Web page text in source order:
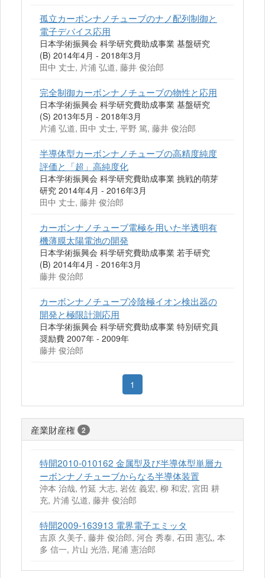
孤立カーボンナノチューブのナノ配列制御と
電子デバイス応用
日本学術振興会 科学研究費助成事業 基盤研究
(B) 2014年4月 - 2018年3月
田中 丈士, 片浦 弘道, 藤井 俊治郎
完全制御カーボンナノチューブの物性と応用
日本学術振興会 科学研究費助成事業 基盤研究
(S) 2013年5月 - 2018年3月
片浦 弘道, 田中 丈士, 平野 篤, 藤井 俊治郎
半導体型カーボンナノチューブの高精度純度
評価と「超」高純度化
日本学術振興会 科学研究費助成事業 挑戦的萌芽
研究 2014年4月 - 2016年3月
田中 丈士, 藤井 俊治郎
カーボンナノチューブ電極を用いた半透明有
機薄膜太陽電池の開発
日本学術振興会 科学研究費助成事業 若手研究
(B) 2014年4月 - 2016年3月
藤井 俊治郎
カーボンナノチューブ冷陰極イオン検出器の
開発と極限計測応用
日本学術振興会 科学研究費助成事業 特別研究員
奨励費 2007年 - 2009年
藤井 俊治郎
1
産業財産権 2
特開2010-010162 金属型及び半導体型単層カ
ーボンナノチューブからなる半導体装置
沖本 治哉, 竹延 大志, 岩佐 義宏, 柳 和宏, 宮田 耕
充, 片浦 弘道, 藤井 俊治郎
特開2009-163913 電界電子エミッタ
吉原 久美子, 藤井 俊治郎, 河合 秀泰, 石田 憲弘, 本
多 信一, 片山 光浩, 尾浦 憲治郎